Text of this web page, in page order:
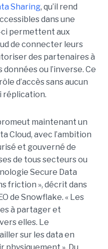
Sharing, qu’il rend
dans une
permettent aux
de connecter leurs
des partenaires à
ou l’inverse. Ce
d’accès sans aucun
réplication.
maintenant un
Cloud, avec l’ambition
et gouverné de
de tous secteurs ou
Secure Data
friction », décrit dans
de Snowflake. « Les
à partager et
elles. Le
sur les data en